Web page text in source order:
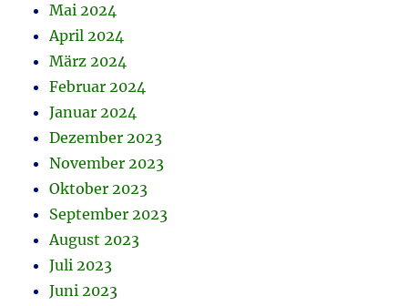
Mai 2024
April 2024
März 2024
Februar 2024
Januar 2024
Dezember 2023
November 2023
Oktober 2023
September 2023
August 2023
Juli 2023
Juni 2023